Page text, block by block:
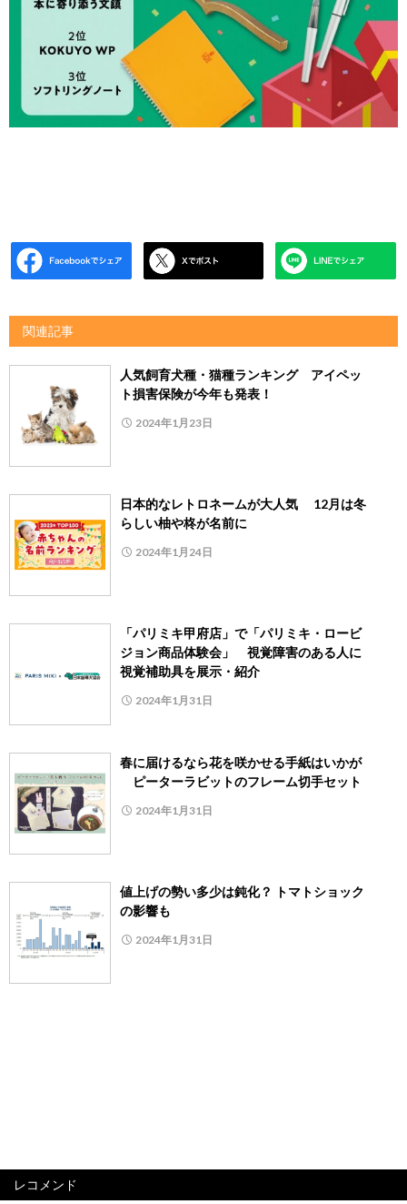
関連記事
人気飼育犬種・猫種ランキング アイペッ
ト損害保険が今年も発表！
2024年1月23日
日本的なレトロネームが大人気 12月は冬
らしい柚や柊が名前に
2024年1月24日
「パリミキ甲府店」で「パリミキ・ロービ
ジョン商品体験会」 視覚障害のある人に
視覚補助具を展示・紹介
2024年1月31日
春に届けるなら花を咲かせる手紙はいかが
ピーターラビットのフレーム切手セット
2024年1月31日
値上げの勢い多少は鈍化？ トマトショック
の影響も
2024年1月31日
レコメンド